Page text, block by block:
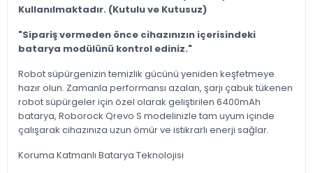
Kullanılmaktadır. (Kutulu ve Kutusuz)
"Sipariş vermeden önce cihazınızın içerisindeki
batarya modülünü kontrol ediniz."
Robot süpürgenizin temizlik gücünü yeniden keşfetmeye
hazır olun. Zamanla performansı azalan, şarjı çabuk tükenen
robot süpürgeler için özel olarak geliştirilen 6400mAh
batarya, Roborock Qrevo S modelinizle tam uyum içinde
çalışarak cihazınıza uzun ömür ve istikrarlı enerji sağlar.
Koruma Katmanlı Batarya Teknolojisi